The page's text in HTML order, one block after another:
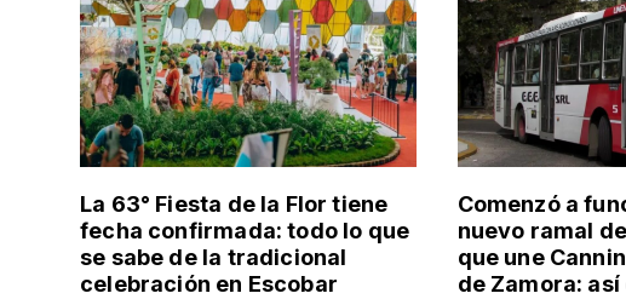
La 63° Fiesta de la Flor tiene
fecha confirmada: todo lo que
se sabe de la tradicional
celebración en Escobar
Comenzó a
nuevo ramal
que une
de Zamora: